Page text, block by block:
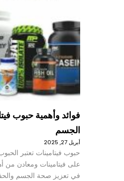
فوائد وأهمية حبوب
الجسم
أبريل 27, 2025
حبوب فيتامينات تعتبر
على فيتامينات ومعادن من
في تعزيز صحة الجسم